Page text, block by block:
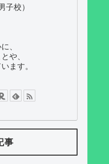
校）
、
や、
ます。
事